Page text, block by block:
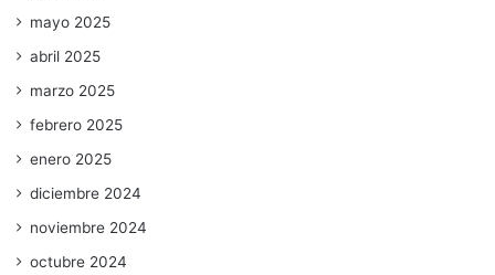
mayo 2025
abril 2025
marzo 2025
febrero 2025
enero 2025
diciembre 2024
noviembre 2024
octubre 2024